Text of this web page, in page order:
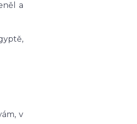
a
v